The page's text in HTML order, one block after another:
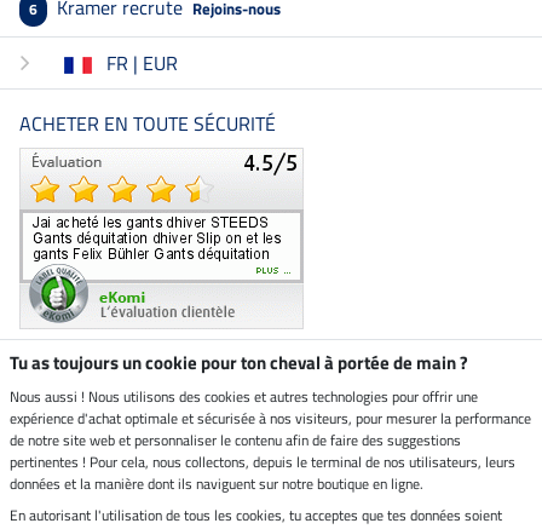
6 Kramer recrute Rejoins-nous
FR | EUR
ACHETER EN TOUTE SÉCURITÉ
Boutique climatiquement
neutre
Livraison par
Tu as toujours un cookie pour ton cheval à portée de main ?
Nous aussi ! Nous utilisons des cookies et autres technologies pour offrir une
expérience d'achat optimale et sécurisée à nos visiteurs, pour mesurer la performance
de notre site web et personnaliser le contenu afin de faire des suggestions
pertinentes ! Pour cela, nous collectons, depuis le terminal de nos utilisateurs, leurs
données et la manière dont ils naviguent sur notre boutique en ligne.
En autorisant l'utilisation de tous les cookies, tu acceptes que tes données soient